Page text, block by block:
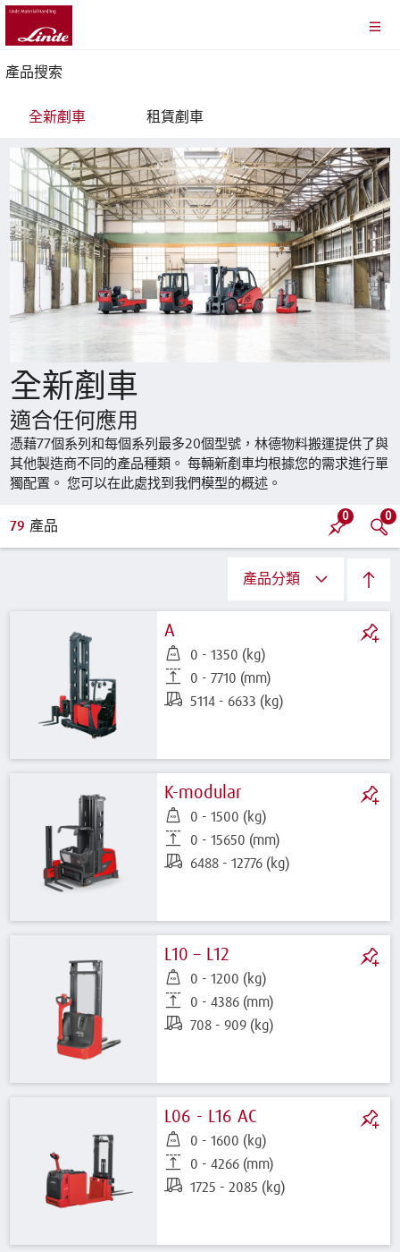
產品搜索
全新剷車 租賃剷車
全新剷車
適合任何應用
憑藉77個系列和每個系列最多20個型號，林德物料搬運提供了與
其他製造商不同的產品種類。 每輛新剷車均根據您的需求進行單
獨配置。 您可以在此處找到我們模型的概述。
79 產品
0 0
產品分類
A
0 - 1350 (kg)
0 - 7710 (mm)
5114 - 6633 (kg)
K-modular
0 - 1500 (kg)
0 - 15650 (mm)
6488 - 12776 (kg)
L10 – L12
0 - 1200 (kg)
0 - 4386 (mm)
708 - 909 (kg)
L06 - L16 AC
0 - 1600 (kg)
0 - 4266 (mm)
1725 - 2085 (kg)